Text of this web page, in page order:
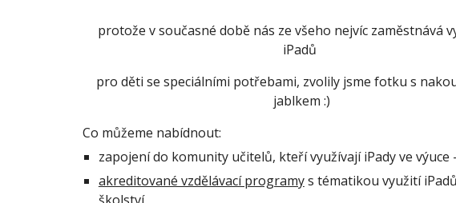
protože v současné době nás ze všeho nejvíc zaměstnává
iPadů
pro děti se speciálními potřebami, zvolily jsme fotku s
jablkem :)
Co můžeme nabídnout:
zapojení do komunity učitelů, kteří využívají iPady ve výuce -
akreditované vzdělávací programy s tématikou využití